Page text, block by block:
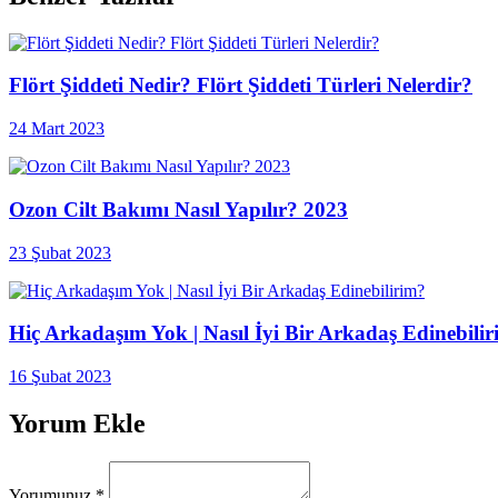
Flört Şiddeti Nedir? Flört Şiddeti Türleri Nelerdir?
24 Mart 2023
Ozon Cilt Bakımı Nasıl Yapılır? 2023
23 Şubat 2023
Hiç Arkadaşım Yok | Nasıl İyi Bir Arkadaş
16 Şubat 2023
Yorum Ekle